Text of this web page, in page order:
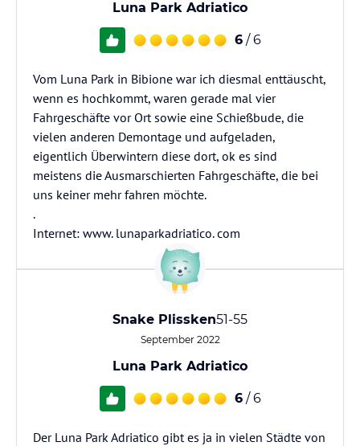
Luna Park Adriatico
6 / 6
Vom Luna Park in Bibione war ich diesmal enttäuscht,
wenn es hochkommt, waren gerade mal vier
Fahrgeschäfte vor Ort sowie eine Schießbude, die
vielen anderen Demontage und aufgeladen,
eigentlich Überwintern diese dort, ok es sind
meistens die Ausmarschierten Fahrgeschäfte, die bei
uns keiner mehr fahren möchte.
.
Internet: www. lunaparkadriatico. com
Snake Plissken51-55
September 2022
Luna Park Adriatico
6 / 6
Der Luna Park Adriatico gibt es ja in vielen Städte von